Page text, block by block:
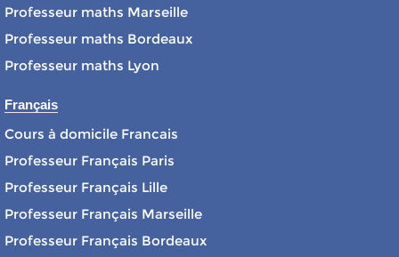
Professeur maths Marseille
Professeur maths Bordeaux
Professeur maths Lyon
Français
Cours à domicile Francais
Professeur Français Paris
Professeur Français Lille
Professeur Français Marseille
Professeur Français Bordeaux